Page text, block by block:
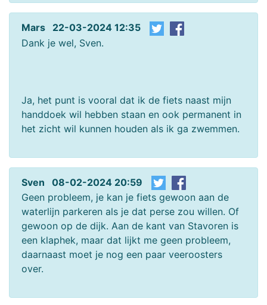
Mars 22-03-2024 12:35
Dank je wel, Sven.
Ja, het punt is vooral dat ik de fiets naast mijn
handdoek wil hebben staan en ook permanent in
het zicht wil kunnen houden als ik ga zwemmen.
Sven 08-02-2024 20:59
Geen probleem, je kan je fiets gewoon aan de
waterlijn parkeren als je dat perse zou willen. Of
gewoon op de dijk. Aan de kant van Stavoren is
een klaphek, maar dat lijkt me geen probleem,
daarnaast moet je nog een paar veeroosters
over.